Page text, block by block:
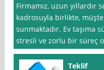
Firmamız, uzun yıllardır
kadrosuyla birlikte,
sunmaktadır. Ev taşıma
stresli ve zorlu bir süreç
Teklif